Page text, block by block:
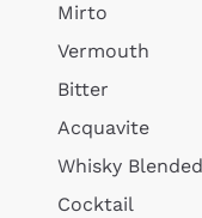
Mirto
Vermouth
Bitter
Acquavite
Whisky Blended
Cocktail